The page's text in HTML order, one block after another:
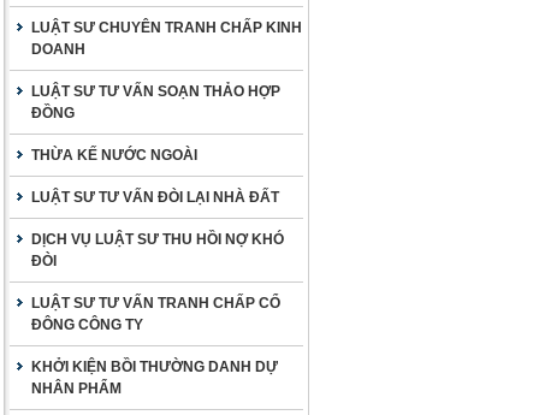
LUẬT SƯ CHUYÊN TRANH CHẤP KINH
DOANH
LUẬT SƯ TƯ VẤN SOẠN THẢO HỢP
ĐỒNG
THỪA KẾ NƯỚC NGOÀI
LUẬT SƯ TƯ VẤN ĐÒI LẠI NHÀ ĐẤT
DỊCH VỤ LUẬT SƯ THU HỒI NỢ KHÓ
ĐÒI
LUẬT SƯ TƯ VẤN TRANH CHẤP CỔ
ĐÔNG CÔNG TY
KHỞI KIỆN BỒI THƯỜNG DANH DỰ
NHÂN PHẨM